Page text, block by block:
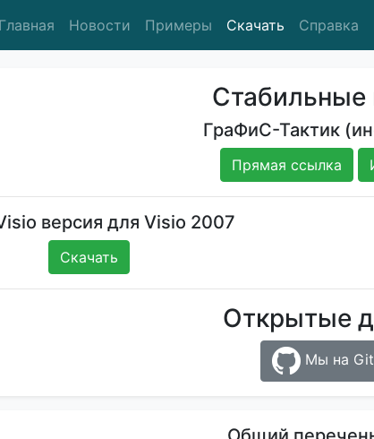
Главная Новости Примеры Скачать Справка
Стабильные
ГраФиС-Тактик
Прямая ссылка
версия для Visio 2007
Скачать
Открытые
Мы на